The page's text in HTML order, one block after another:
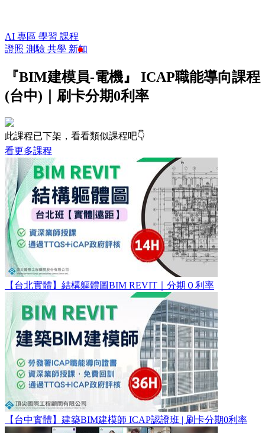
AI 專區 學習 課程
證照 測驗 共學 新知
『BIM建模員-電機』 ICAP職能導向課程
(台中)｜刷卡分期0利率
此課程已下架，看看類似課程吧👇
看更多課程
【台北實體】結構軀體圖BIM REVIT｜分期０利率
【台中實體】建築BIM建模師 ICAP認證班 | 刷卡分期0利率